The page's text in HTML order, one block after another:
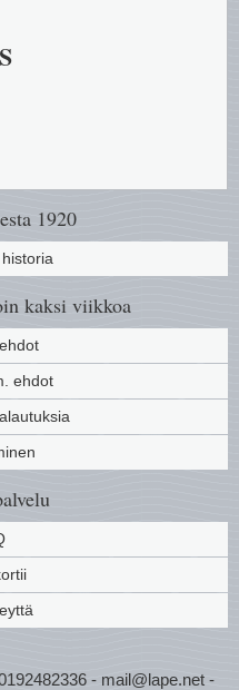
1920
kaksi viikkoa
ehdot
- mail@lape.net -